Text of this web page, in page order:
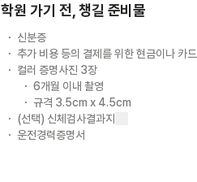
학원 가기 전, 챙길 준비물
신분증
추가 비용 등의 결제를 위한 현금이나 카드
컬러 증명사진 3장
6개월 이내 촬영
규격 3.5cm x 4.5cm
(선택) 신체검사결과지
운전경력증명서